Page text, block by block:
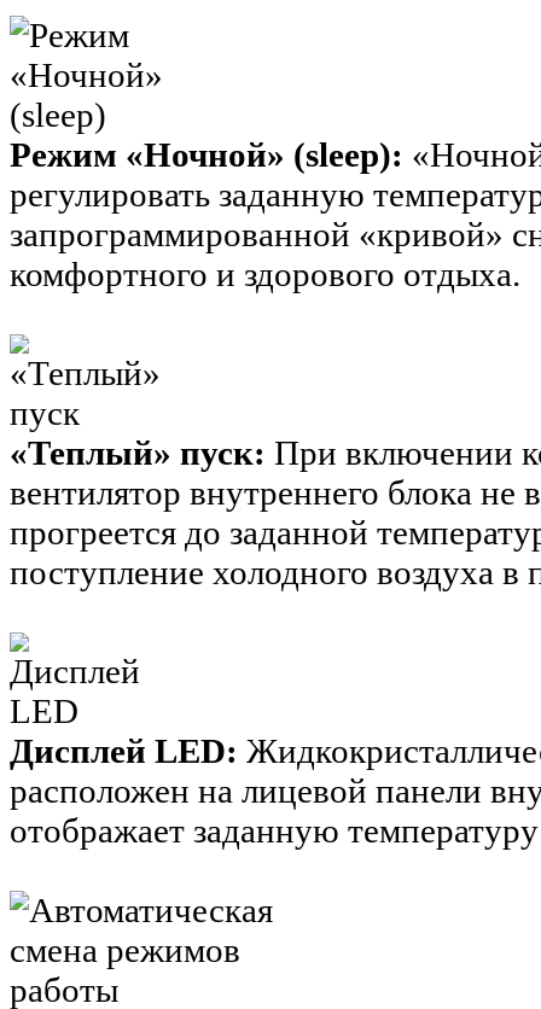
Режим «Ночной» (sleep):
регулировать заданную
запрограммированной «кривой»
комфортного и здорового отдыха.
«Теплый» пуск: При включении
вентилятор внутреннего блока
прогреется до заданной
поступление холодного воздуха в
Дисплей LED:
расположен на лицевой панели
отображает заданную